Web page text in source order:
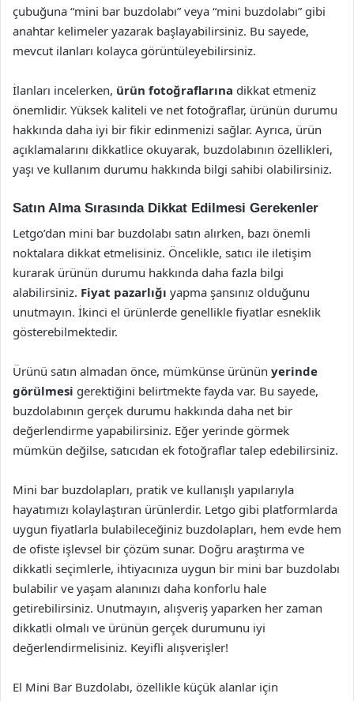
çubuğuna “mini bar buzdolabı” veya “mini buzdolabı” gibi
anahtar kelimeler yazarak başlayabilirsiniz. Bu sayede,
mevcut ilanları kolayca görüntüleyebilirsiniz.
İlanları incelerken, ürün fotoğraflarına dikkat etmeniz
önemlidir. Yüksek kaliteli ve net fotoğraflar, ürünün durumu
hakkında daha iyi bir fikir edinmenizi sağlar. Ayrıca, ürün
açıklamalarını dikkatlice okuyarak, buzdolabının özellikleri,
yaşı ve kullanım durumu hakkında bilgi sahibi olabilirsiniz.
Satın Alma Sırasında Dikkat Edilmesi Gerekenler
Letgo’dan mini bar buzdolabı satın alırken, bazı önemli
noktalara dikkat etmelisiniz. Öncelikle, satıcı ile iletişim
kurarak ürünün durumu hakkında daha fazla bilgi
alabilirsiniz. Fiyat pazarlığı yapma şansınız olduğunu
unutmayın. İkinci el ürünlerde genellikle fiyatlar esneklik
gösterebilmektedir.
Ürünü satın almadan önce, mümkünse ürünün yerinde
görülmesi gerektiğini belirtmekte fayda var. Bu sayede,
buzdolabının gerçek durumu hakkında daha net bir
değerlendirme yapabilirsiniz. Eğer yerinde görmek
mümkün değilse, satıcıdan ek fotoğraflar talep edebilirsiniz.
Mini bar buzdolapları, pratik ve kullanışlı yapılarıyla
hayatımızı kolaylaştıran ürünlerdir. Letgo gibi platformlarda
uygun fiyatlarla bulabileceğiniz buzdolapları, hem evde hem
de ofiste işlevsel bir çözüm sunar. Doğru araştırma ve
dikkatli seçimlerle, ihtiyacınıza uygun bir mini bar buzdolabı
bulabilir ve yaşam alanınızı daha konforlu hale
getirebilirsiniz. Unutmayın, alışveriş yaparken her zaman
dikkatli olmalı ve ürünün gerçek durumunu iyi
değerlendirmelisiniz. Keyifli alışverişler!
El Mini Bar Buzdolabı, özellikle küçük alanlar için